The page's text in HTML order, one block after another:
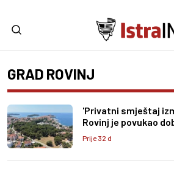
GRAD ROVINJ
'Privatni smještaj
Rovinj je povukao
Prije 32 d